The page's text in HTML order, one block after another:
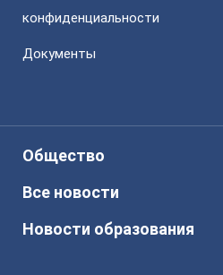
конфиденциальности
Документы
Общество
Все новости
Новости образования